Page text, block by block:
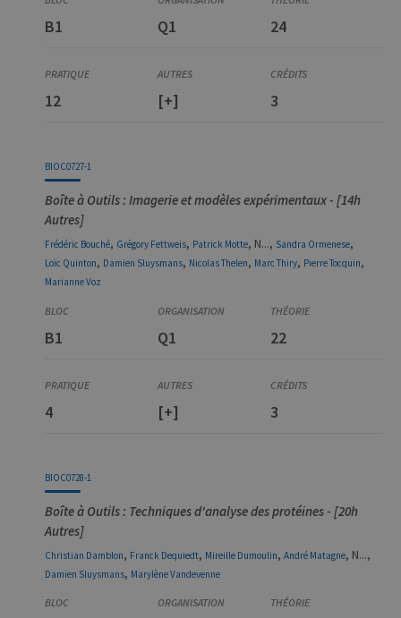
B1 Q1 24
12 [+] 3
BIOC0727-1
Boîte à Outils : Imagerie et modèles expérimentaux - [14h
Autres]
Frédéric Bouché, Grégory Fettweis, Patrick Motte, N..., Sandra Ormenese,
Loïc Quinton, Damien Sluysmans, NicolasThelen, Marc Thiry, PierreTocquin,
MarianneVoz
B1 Q1 22
4 [+] 3
BIOC0728-1
Boîte à Outils : Techniques d'analyse des protéines - [20h
Autres]
Christian Damblon, Franck Dequiedt, Mireille Dumoulin, André Matagne, N...,
Damien Sluysmans, MarylèneVandevenne